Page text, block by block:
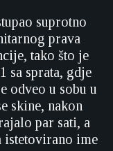
suprotno
prava
tako što je
sa sprata, gdje
odveo u sobu u
skine, nakon
par sati, a
istetovirano ime